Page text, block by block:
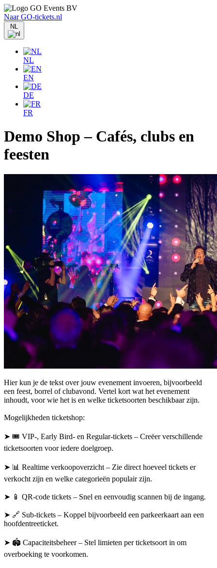
Naar GO-tickets.nl
NL
NL
EN
DE
FR
Demo Shop – Cafés, clubs en
feesten
Hier kun je de tekst over jouw evenement invoeren, bijvoorbeeld
een feest, borrel of clubavond. Vertel kort wat het evenement
inhoudt, voor wie het is en welke ticketsoorten beschikbaar zijn.
Mogelijkheden ticketshop:
➤ 🎟️ VIP-, Early Bird- en Regular-tickets – Creëer verschillende
ticketsoorten voor iedere doelgroep.
➤ 📊 Realtime verkoopoverzicht – Zie direct hoeveel tickets er
verkocht zijn en welke categorieën populair zijn.
➤ 📱 QR-code tickets – Snel en eenvoudig scannen bij de ingang.
➤ 🔗 Sub-tickets – Koppel bijvoorbeeld een parkeerkaart aan een
hoofdentreeticket.
➤ 🏟 Capaciteitsbeheer – Stel limieten per ticketsoort in om
overboeking te voorkomen.